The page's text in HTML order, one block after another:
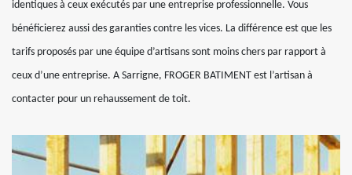
identiques à ceux exécutés par une entreprise professionnelle. Vous
bénéficierez aussi des garanties contre les vices. La différence est que les
tarifs proposés par une équipe d’artisans sont moins chers par rapport à
ceux d’une entreprise. A Sarrigne, FROGER BATIMENT est l’artisan à
contacter pour un rehaussement de toit.